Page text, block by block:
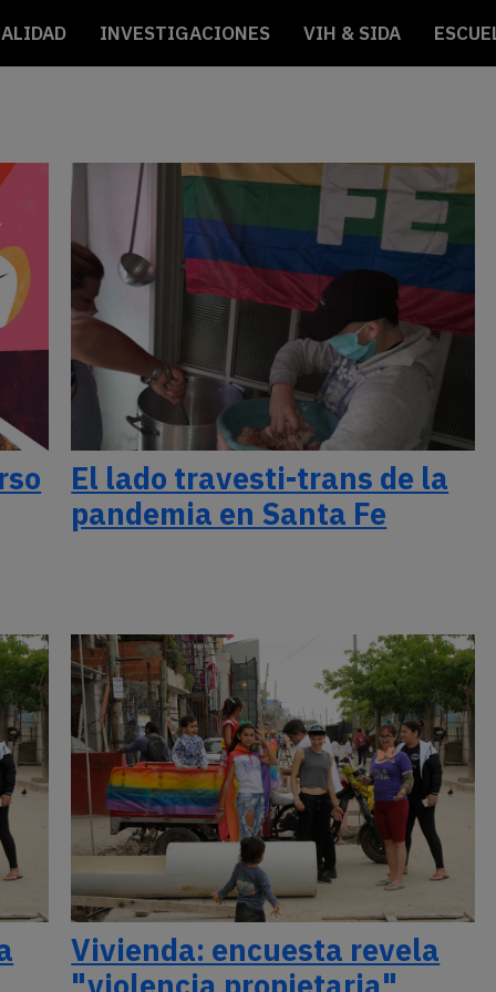
INVESTIGACIONES VIH & SIDA
El lado travesti-trans de la
pandemia en Santa Fe
Vivienda: encuesta revela